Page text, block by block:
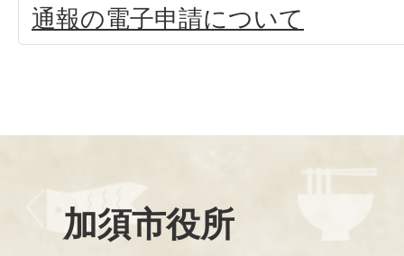
通報の電子申請について
加須市役所